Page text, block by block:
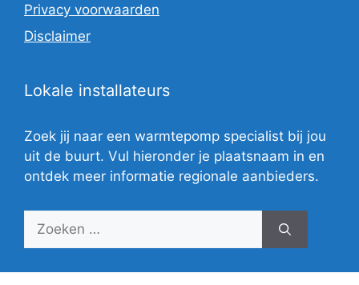
Privacy voorwaarden
Disclaimer
Lokale installateurs
Zoek jij naar een warmtepomp specialist bij jou
uit de buurt. Vul hieronder je plaatsnaam in en
ontdek meer informatie regionale aanbieders.
Zoek